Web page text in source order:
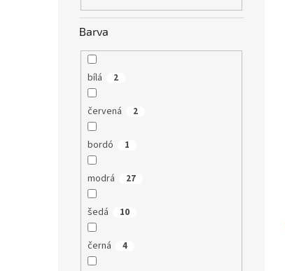
Barva
bílá 2
červená 2
bordó 1
modrá 27
šedá 10
černá 4